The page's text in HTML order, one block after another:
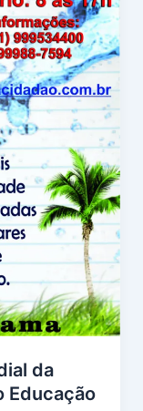
da
Educação